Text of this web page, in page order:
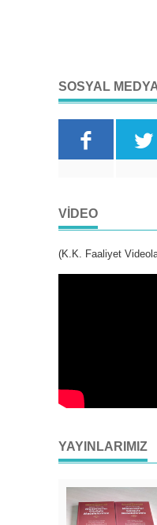
SOSYAL
VIDEO
(K.K. Faaliyet
YAYINLARIMIZ